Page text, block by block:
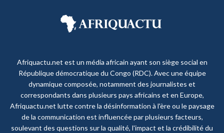
Afriquactu.net est un média africain ayant son siège social en
République démocratique du Congo (RDC). Avec une équipe
dynamique composée, notamment des journalistes et
correspondants dans plusieurs pays africains et en Europe,
Afriquactu.net lutte contre la désinformation à l'ère ou le paysage
de la communication est influencée par plusieurs facteurs,
soulevant des questions sur la qualité, l'impact et la crédibilité du